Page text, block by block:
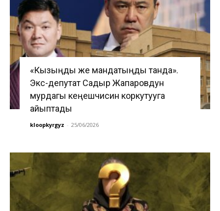
«Кызыңды же мандатыңды танда».
Экс-депутат Садыр Жапаровдун
мурдагы кеңешчисин коркутууга
айыптады
kloopkyrgyz - 25/06/2026